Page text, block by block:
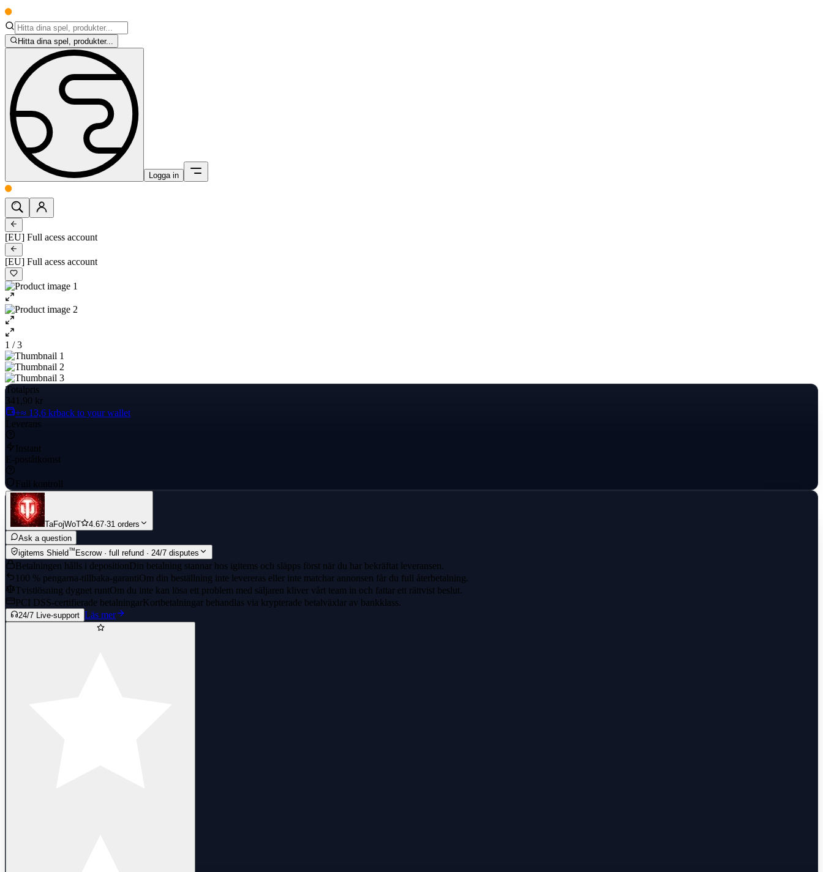
Hitta dina spel, produkter...
Logga in
[EU] Full acess account
[EU] Full acess account
1 / 3
Totalpris
341,90 kr
+≈ 13,6 krback to your wallet
Leverans
Instant
E-poståtkomst
Full kontroll
TaFojWoT 4.67·31 orders
Ask a question
igitems Shield™Escrow · full refund · 24/7 disputes
Betalningen hålls i depositionDin betalning stannar hos igitems och släpps först när du har bekräftat leveransen.
100 % pengarna-tillbaka-garantiOm din beställning inte levereras eller inte matchar annonsen får du full återbetalning.
Tvistlösning dygnet runtOm du inte kan lösa ett problem med säljaren kliver vårt team in och fattar ett rättvist beslut.
PCI DSS-certifierade betalningarKortbetalningar behandlas via krypterade betalväxlar av bankklass.
24/7 Live-support Läs mer